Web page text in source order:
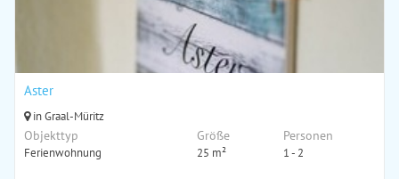
Aster
in Graal-Müritz
Objekttyp
Ferienwohnung
Größe
25 m²
Personen
1 - 2